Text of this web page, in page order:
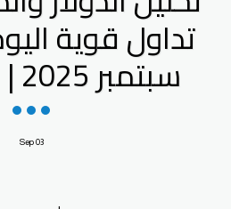
سبتمبر 2025 | حناوي FX
03
Sep